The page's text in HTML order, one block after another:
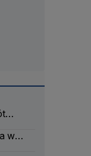
w